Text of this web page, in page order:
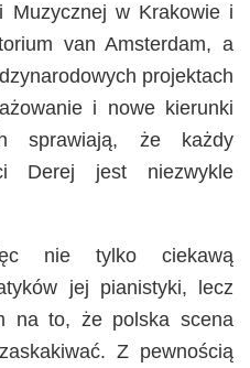
Muzycznej w Krakowie i
van Amsterdam, a
projektach
i nowe kierunki
sprawiają, że każdy
Derej jest niezwykle
nie tylko ciekawą
jej pianistyki, lecz
na to, że polska scena
Z pewnością